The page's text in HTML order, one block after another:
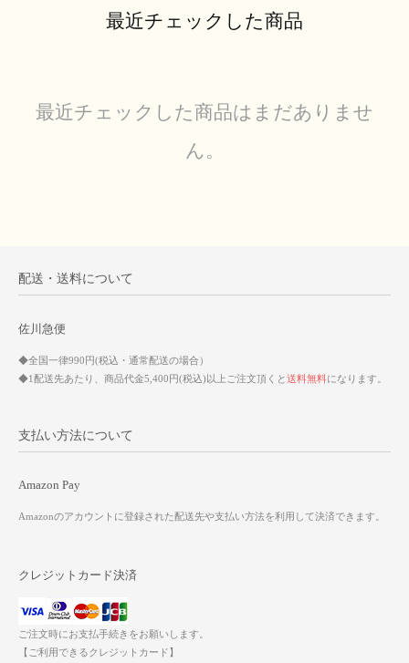
最近チェックした商品
最近チェックした商品はまだありませ
ん。
配送・送料について
佐川急便
◆全国一律990円(税込・通常配送の場合）
◆1配送先あたり、商品代金5,400円(税込)以上ご注文頂くと送料無料になります。
支払い方法について
Amazon Pay
Amazonのアカウントに登録された配送先や支払い方法を利用して決済できます。
クレジットカード決済
ご注文時にお支払手続きをお願いします。
【ご利用できるクレジットカード】